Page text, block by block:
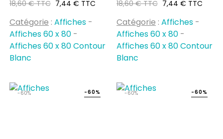
Prix
18,60 € TTC Prix
7,44 € TTC
Catégorie : Affiches -
Affiches 60 x 80 -
Affiches 60 x 80 Contour
Blanc
Prix
18,60 € TTC Prix
7,44 € TTC
Catégorie : Affiches -
Affiches 60 x 80 -
Affiches 60 x 80 Contour
Blanc
-60% -60% -60% -60%